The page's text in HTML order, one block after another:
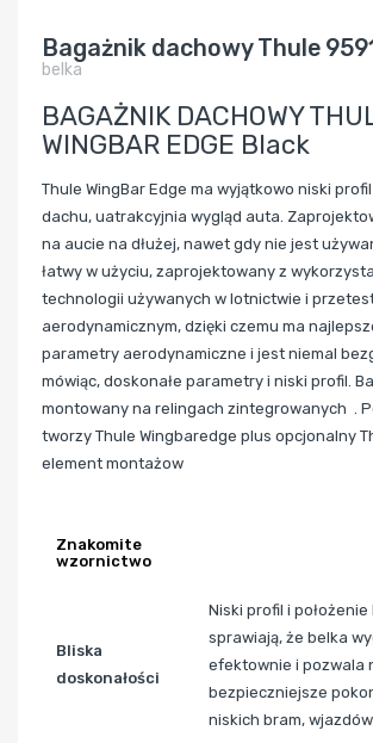
Bagażnik dachowy Thule
belka
BAGAŻNIK DACHOWY
WINGBAR EDGE Black
Thule WingBar Edge ma wyjątkowo niski
dachu, uatrakcyjnia wygląd auta.
na aucie na dłużej, nawet gdy nie jest
łatwy w użyciu, zaprojektowany z
technologii używanych w lotnictwie i
aerodynamicznym, dzięki czemu ma
parametry aerodynamiczne i jest niemal
mówiąc, doskonałe parametry i niski profil.
montowany na relingach zintegrowanych .
tworzy Thule Wingbaredge plus opcjonalny
element montażow
Znakomite
wzornictwo
Bliska
doskonałości
Niski profil i
sprawiają, że belka
efektownie i pozwala
bezpieczniejsze
niskich bram,